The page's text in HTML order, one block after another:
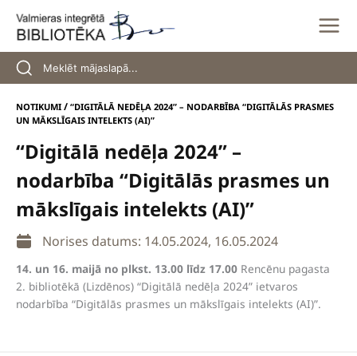
content
NOTIKUMI / “DIGITĀLĀ NEDĒĻA 2024” – NODARBĪBA “DIGITĀLĀS PRASMES
UN MĀKSLĪGAIS INTELEKTS (AI)”
“Digitālā nedēļa 2024” –
nodarbība “Digitālās prasmes un
mākslīgais intelekts (AI)”
Norises datums: 14.05.2024, 16.05.2024
14. un 16. maijā no plkst. 13.00 līdz 17.00 Rencēnu pagasta
2. bibliotēkā (Lizdēnos) “Digitālā nedēļa 2024” ietvaros
nodarbība “Digitālās prasmes un mākslīgais intelekts (AI)”.